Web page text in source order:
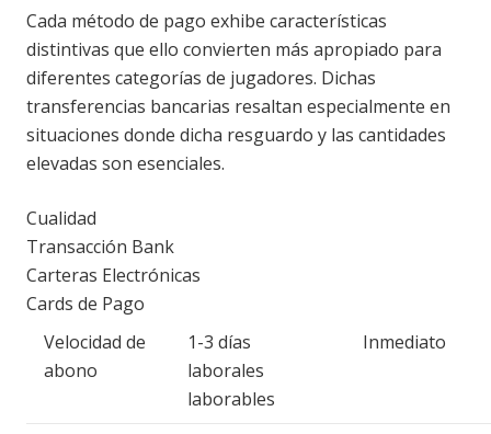
Cada método de pago exhibe características
distintivas que ello convierten más apropiado para
diferentes categorías de jugadores. Dichas
transferencias bancarias resaltan especialmente en
situaciones donde dicha resguardo y las cantidades
elevadas son esenciales.
Cualidad
Transacción Bank
Carteras Electrónicas
Cards de Pago
Velocidad de
abono
1-3 días
laborales
laborables
Inmediato